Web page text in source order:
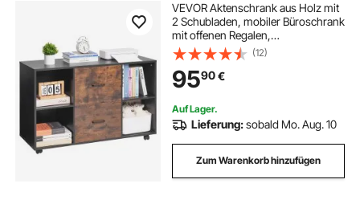
VEVOR Aktenschrank aus Holz mit
2 Schubladen, mobiler Büroschrank
mit offenen Regalen,
abschließbarer seitlicher
Rollaktenschrank mit verstellbaren
Regalen, Druckerständer für Schule
Büro Schwarz
(12)
9590€
Auf Lager.
Lieferung:sobald Mo. Aug. 10
Zum Warenkorb hinzufügen